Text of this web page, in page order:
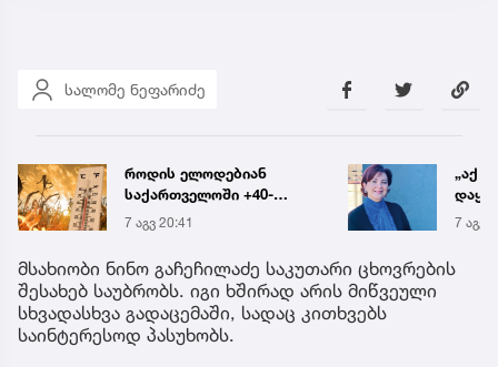
სალომე ნეფარიძე
„აქ არ შეიძლება
დაყოვნება... ეს
დაავადება ყალიბდება 72
საათში“ - ექიმის
საგანგებო გაფრთხილება
7 აგვ 19:40
რა
7 აგვ
მსახიობი ნინო გაჩეჩილაძე საკუთარი ცხოვრების
შესახებ საუბრობს. იგი ხშირად არის მიწვეული
სხვადასხვა გადაცემაში, სადაც კითხვებს
საინტერესოდ პასუხობს.